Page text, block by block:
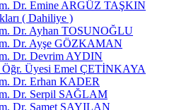
Dr. Emine ARGÜZ TAŞKIN
( Dahiliye )
Dr. Ayhan TOSUNOĞLU
Dr. Ayşe GÖZKAMAN
Dr. Devrim AYDIN
Öğr. Üyesi Emel ÇETİNKAYA
Dr. Erhan KADER
Dr. Serpil SAĞLAM
Dr. Samet SAYILAN